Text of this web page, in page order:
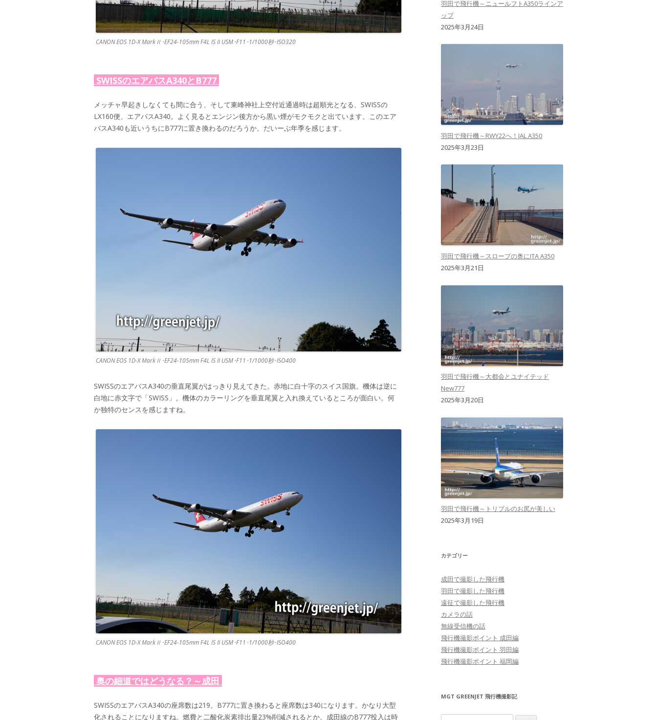
CANON EOS 1D-X MarkⅡ･EF24-105mm F4L IS II USM･F11･1/1000秒･ISO320
SWISSのエアバスA340とB777
メッチャ早起きしなくても間に合う、そして東峰神社上空付近通過時は超順光となる、SWISSの
LX160便、エアバスA340。よく見るとエンジン後方から黒い煙がモクモクと出ています。このエア
バスA340も近いうちにB777に置き換わるのだろうか。だいーぶ年季を感じます。
CANON EOS 1D-X MarkⅡ･EF24-105mm F4L IS II USM･F11･1/1000秒･ISO400
SWISSのエアバスA340の垂直尾翼がはっきり見えてきた。赤地に白十字のスイス国旗。機体は逆に
白地に赤文字で「SWISS」。機体のカラーリングを垂直尾翼と入れ換えているところが面白い。何
か独特のセンスを感じますね。
CANON EOS 1D-X MarkⅡ･EF24-105mm F4L IS II USM･F11･1/1000秒･ISO400
奥の細道ではどうなる？～成田
SWISSのエアバスA340の座席数は219。B777に置き換わると座席数は340になります。かなり大型
化されることになりますね。燃費と二酸化炭素排出量23%削減されるとか。成田線のB777投入は時
羽田で飛行機～ニュールフトA350ラインア
ップ
2025年3月24日
羽田で飛行機～RWY22へ！JAL A350
2025年3月23日
羽田で飛行機～スロープの奥にITA A350
2025年3月21日
羽田で飛行機～大都会とユナイテッド
New777
2025年3月20日
羽田で飛行機～トリプルのお尻が美しい
2025年3月19日
カテゴリー
成田で撮影した飛行機
羽田で撮影した飛行機
遠征で撮影した飛行機
カメラの話
無線受信機の話
飛行機撮影ポイント 成田編
飛行機撮影ポイント 羽田編
飛行機撮影ポイント 福岡編
MGT GREENJET 飛行機撮影記